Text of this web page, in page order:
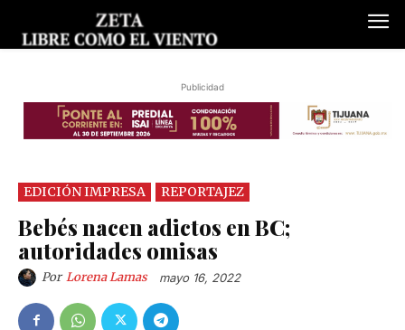
Publicidad
EDICIÓN IMPRESA REPORTAJEZ
Bebés nacen adictos en BC;
autoridades omisas
Por Lorena Lamas mayo 16, 2022